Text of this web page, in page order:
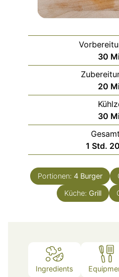
30
20
30
1 Stunde
Std. 20
Portionen: 4 Burger
Küche: Grill
Ingredients